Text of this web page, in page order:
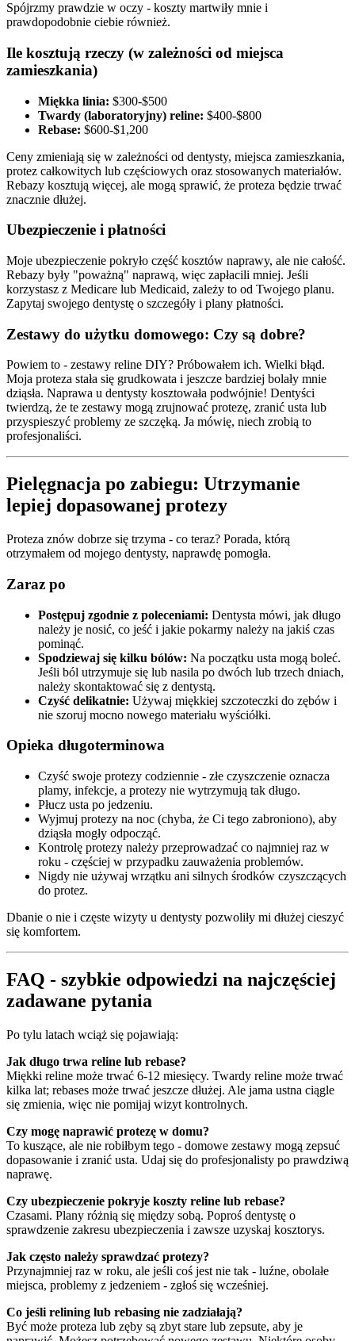
Spójrzmy prawdzie w oczy - koszty martwiły mnie i
prawdopodobnie ciebie również.
Ile kosztują rzeczy (w zależności od miejsca
zamieszkania)
Miękka linia: $300-$500
Twardy (laboratoryjny) reline: $400-$800
Rebase: $600-$1,200
Ceny zmieniają się w zależności od dentysty, miejsca zamieszkania,
protez całkowitych lub częściowych oraz stosowanych materiałów.
Rebazy kosztują więcej, ale mogą sprawić, że proteza będzie trwać
znacznie dłużej.
Ubezpieczenie i płatności
Moje ubezpieczenie pokryło część kosztów naprawy, ale nie całość.
Rebazy były "poważną" naprawą, więc zapłacili mniej. Jeśli
korzystasz z Medicare lub Medicaid, zależy to od Twojego planu.
Zapytaj swojego dentystę o szczegóły i plany płatności.
Zestawy do użytku domowego: Czy są dobre?
Powiem to - zestawy reline DIY? Próbowałem ich. Wielki błąd.
Moja proteza stała się grudkowata i jeszcze bardziej bolały mnie
dziąsła. Naprawa u dentysty kosztowała podwójnie! Dentyści
twierdzą, że te zestawy mogą zrujnować protezę, zranić usta lub
przyspieszyć problemy ze szczęką. Ja mówię, niech zrobią to
profesjonaliści.
Pielęgnacja po zabiegu: Utrzymanie
lepiej dopasowanej protezy
Proteza znów dobrze się trzyma - co teraz? Porada, którą
otrzymałem od mojego dentysty, naprawdę pomogła.
Zaraz po
Postępuj zgodnie z poleceniami: Dentysta mówi, jak długo
należy je nosić, co jeść i jakie pokarmy należy na jakiś czas
pominąć.
Spodziewaj się kilku bólów: Na początku usta mogą boleć.
Jeśli ból utrzymuje się lub nasila po dwóch lub trzech dniach,
należy skontaktować się z dentystą.
Czyść delikatnie: Używaj miękkiej szczoteczki do zębów i
nie szoruj mocno nowego materiału wyściółki.
Opieka długoterminowa
Czyść swoje protezy codziennie - złe czyszczenie oznacza
plamy, infekcje, a protezy nie wytrzymują tak długo.
Płucz usta po jedzeniu.
Wyjmuj protezy na noc (chyba, że Ci tego zabroniono), aby
dziąsła mogły odpocząć.
Kontrolę protezy należy przeprowadzać co najmniej raz w
roku - częściej w przypadku zauważenia problemów.
Nigdy nie używaj wrzątku ani silnych środków czyszczących
do protez.
Dbanie o nie i częste wizyty u dentysty pozwoliły mi dłużej cieszyć
się komfortem.
FAQ - szybkie odpowiedzi na najczęściej
zadawane pytania
Po tylu latach wciąż się pojawiają:
Jak długo trwa reline lub rebase?
Miękki reline może trwać 6-12 miesięcy. Twardy reline może trwać
kilka lat; rebases może trwać jeszcze dłużej. Ale jama ustna ciągle
się zmienia, więc nie pomijaj wizyt kontrolnych.
Czy mogę naprawić protezę w domu?
To kuszące, ale nie robiłbym tego - domowe zestawy mogą zepsuć
dopasowanie i zranić usta. Udaj się do profesjonalisty po prawdziwą
naprawę.
Czy ubezpieczenie pokryje koszty reline lub rebase?
Czasami. Plany różnią się między sobą. Poproś dentystę o
sprawdzenie zakresu ubezpieczenia i zawsze uzyskaj kosztorys.
Jak często należy sprawdzać protezy?
Przynajmniej raz w roku, ale jeśli coś jest nie tak - luźne, obolałe
miejsca, problemy z jedzeniem - zgłoś się wcześniej.
Co jeśli relining lub rebasing nie zadziałają?
Być może proteza lub zęby są zbyt stare lub zepsute, aby je